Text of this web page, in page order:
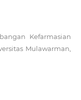
Kefarmasian
Mulawarman,